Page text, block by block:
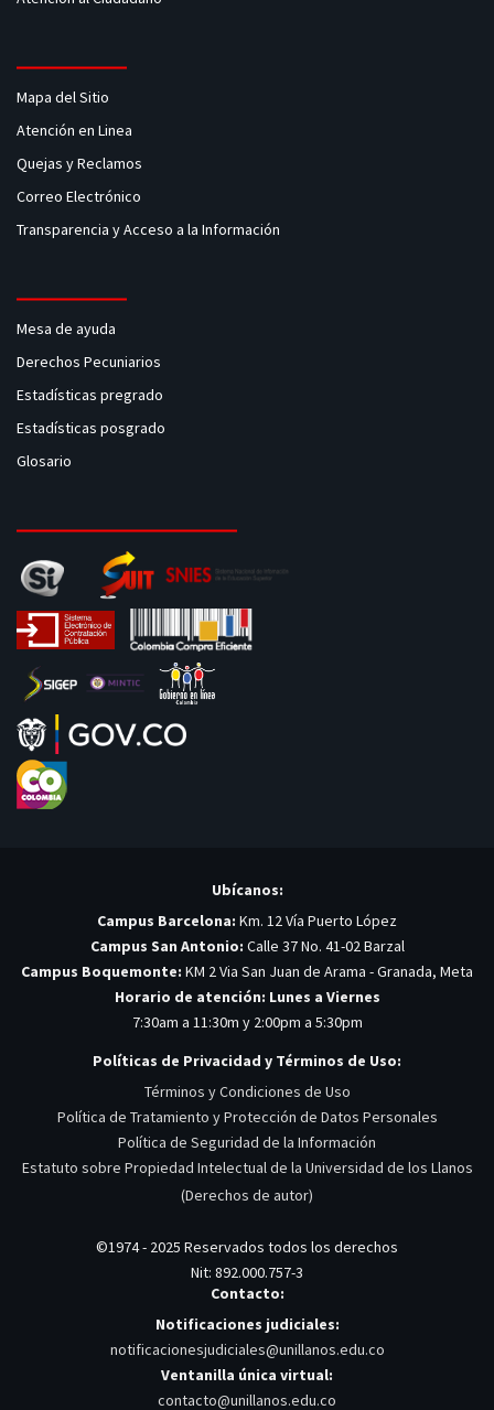
Mapa del Sitio
Atención en Linea
Quejas y Reclamos
Correo Electrónico
Transparencia y Acceso a la Información
Mesa de ayuda
Derechos Pecuniarios
Estadísticas pregrado
Estadísticas posgrado
Glosario
Ubícanos:
Campus Barcelona: Km. 12 Vía Puerto López
Campus San Antonio: Calle 37 No. 41-02 Barzal
Campus Boquemonte: KM 2 Via San Juan de Arama - Granada, Meta
Horario de atención: Lunes a Viernes
7:30am a 11:30m y 2:00pm a 5:30pm
Políticas de Privacidad y Términos de Uso:
Términos y Condiciones de Uso
Política de Tratamiento y Protección de Datos Personales
Política de Seguridad de la Información
Estatuto sobre Propiedad Intelectual de la Universidad de los Llanos
(Derechos de autor)
©1974 - 2025 Reservados todos los derechos
Nit: 892.000.757-3
Contacto:
Notificaciones judiciales:
notificacionesjudiciales@unillanos.edu.co
Ventanilla única virtual:
contacto@unillanos.edu.co